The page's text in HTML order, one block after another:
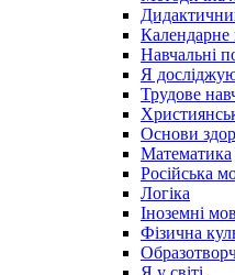
Календарне
Навчальні
Я
Трудове
Основи
Математика
Російська
Логіка
Іноземні
Фізична